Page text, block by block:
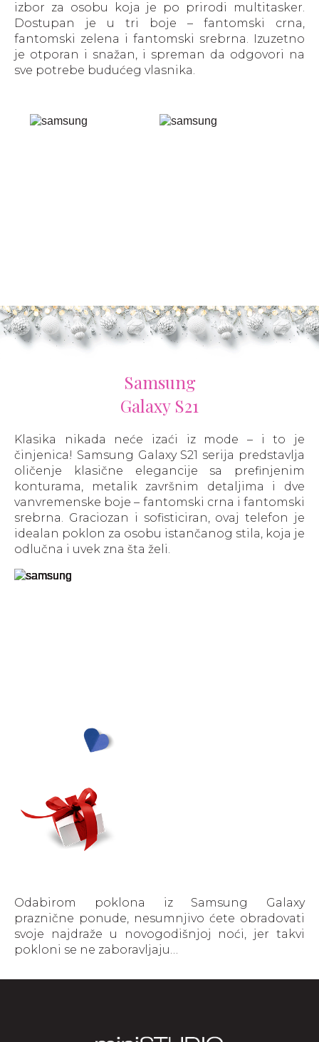
izbor za osobu koja je po prirodi multitasker.
Dostupan je u tri boje – fantomski crna,
fantomski zelena i fantomski srebrna. Izuzetno
je otporan i snažan, i spreman da odgovori na
sve potrebe budućeg vlasnika.
Samsung
Galaxy S21
Klasika nikada neće izaći iz mode – i to je
činjenica! Samsung Galaxy S21 serija predstavlja
oličenje klasične elegancije sa prefinjenim
konturama, metalik završnim detaljima i dve
vanvremenske boje – fantomski crna i fantomski
srebrna. Graciozan i sofisticiran, ovaj telefon je
idealan poklon za osobu istančanog stila, koja je
odlučna i uvek zna šta želi.
Odabirom poklona iz Samsung Galaxy
praznične ponude, nesumnjivo ćete obradovati
svoje najdraže u novogodišnjoj noći, jer takvi
pokloni se ne zaboravljaju…